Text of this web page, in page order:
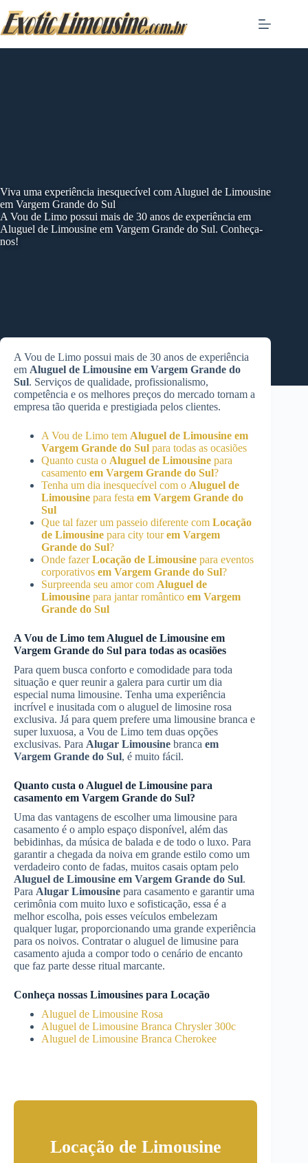
to
content
Viva uma experiência inesquecível com Aluguel de Limousine
em Vargem Grande do Sul
A Vou de Limo possui mais de 30 anos de experiência em
Aluguel de Limousine em Vargem Grande do Sul. Conheça-
nos!
A Vou de Limo possui mais de 30 anos de experiência
em Aluguel de Limousine em Vargem Grande do
Sul. Serviços de qualidade, profissionalismo,
competência e os melhores preços do mercado tornam a
empresa tão querida e prestigiada pelos clientes.
A Vou de Limo tem Aluguel de Limousine em
Vargem Grande do Sul para todas as ocasiões
Quanto custa o Aluguel de Limousine para
casamento em Vargem Grande do Sul?
Tenha um dia inesquecível com o Aluguel de
Limousine para festa em Vargem Grande do
Sul
Que tal fazer um passeio diferente com Locação
de Limousine para city tourem Vargem
Grande do Sul?
Onde fazerLocação de Limousine para eventos
corporativos em Vargem Grande do Sul?
Surpreenda seu amor com Aluguel de
Limousine para jantar romântico em Vargem
Grande do Sul
A Vou de Limo tem Aluguel de Limousine em
Vargem Grande do Sul para todas as ocasiões
Para quem busca conforto e comodidade para toda
situação e quer reunir a galera para curtir um dia
especial numa limousine. Tenha uma experiência
incrível e inusitada com o aluguel de limosine rosa
exclusiva. Já para quem prefere uma limousine branca e
super luxuosa, a Vou de Limo tem duas opções
exclusivas. Para Alugar Limousine branca em
Vargem Grande do Sul, é muito fácil.
Quanto custa o Aluguel de Limousine para
casamento em Vargem Grande do Sul?
Uma das vantagens de escolher uma limousine para
casamento é o amplo espaço disponível, além das
bebidinhas, da música de balada e de todo o luxo. Para
garantir a chegada da noiva em grande estilo como um
verdadeiro conto de fadas, muitos casais optam pelo
Aluguel de Limousine em Vargem Grande do Sul.
Para Alugar Limousine para casamento e garantir uma
cerimônia com muito luxo e sofisticação, essa é a
melhor escolha, pois esses veículos embelezam
qualquer lugar, proporcionando uma grande experiência
para os noivos. Contratar o aluguel de limusine para
casamento ajuda a compor todo o cenário de encanto
que faz parte desse ritual marcante.
Conheça nossas Limousines para Locação
Aluguel de Limousine Rosa
Aluguel de Limousine Branca Chrysler 300c
Aluguel de Limousine Branca Cherokee
Locação de Limousine